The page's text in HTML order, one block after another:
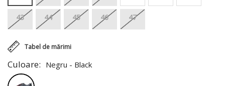
Culoare: Negru - Black
Tabel de mărimi
43 44 45 46 47